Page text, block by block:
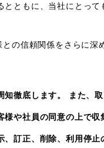
ともに、当社にとっ
の信頼関係をさらに
徹底します。 また、
や社員の同意の上で
訂正、削除、利用停